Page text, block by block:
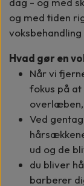
og med tiden
voksbehandling
Hvad gør en
Når vi
fokus på
overlæben,
Ved
ud og de
du bliver
barberer